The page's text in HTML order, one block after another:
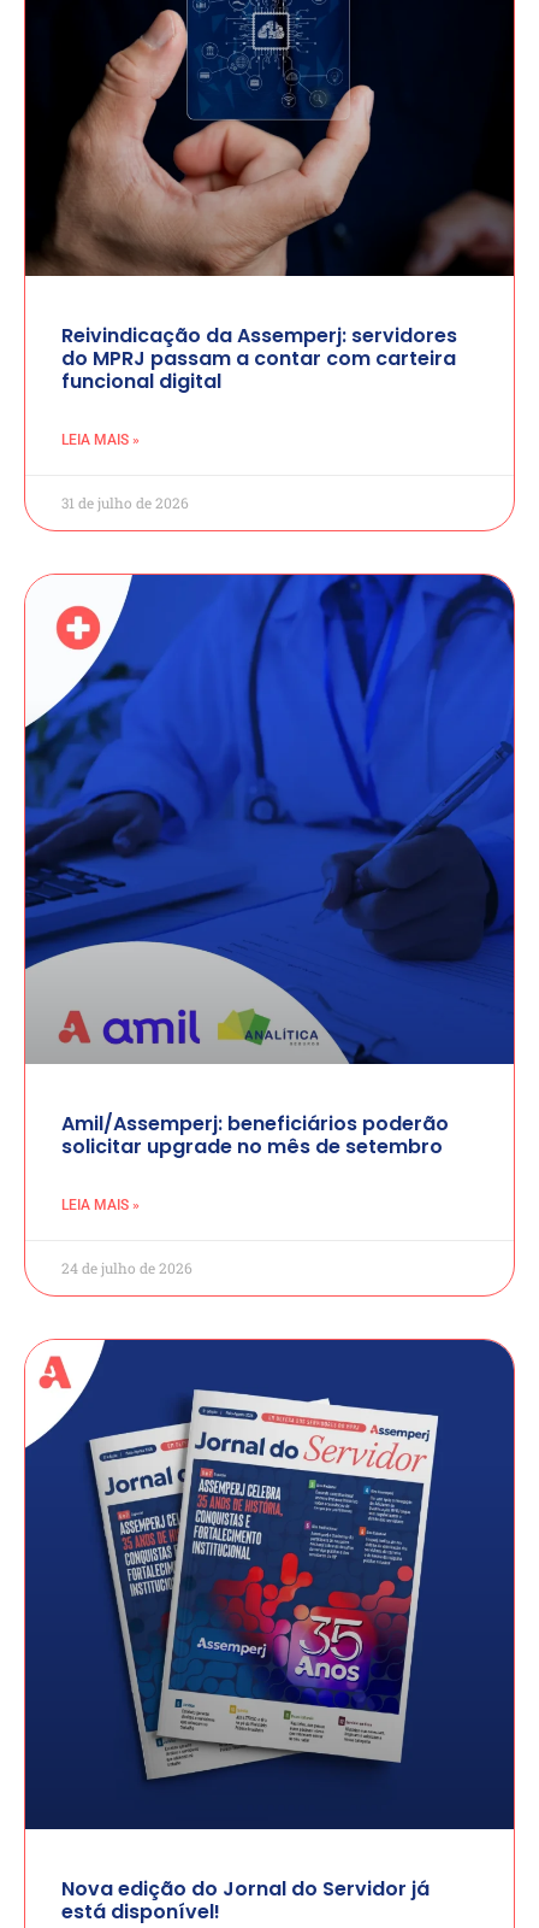
Reivindicação da Assemperj: servidores
do MPRJ passam a contar com carteira
funcional digital
LEIA MAIS »
31 de julho de 2026
Amil/Assemperj: beneficiários poderão
solicitar upgrade no mês de setembro
LEIA MAIS »
24 de julho de 2026
Nova edição do Jornal do Servidor já
está disponível!